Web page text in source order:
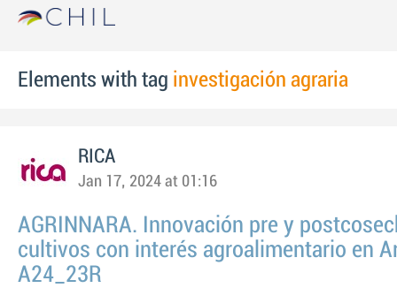
Elements with tag investigación agraria
RICA
Jan 17, 2024 at 01:16
AGRINNARA. Innovación pre y
cultivos con interés agroalimentario en
A24_23R